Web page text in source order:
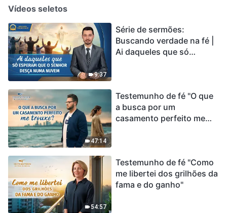
Vídeos seletos
9:37
Série de sermões:
Buscando verdade na fé |
Ai daqueles que só
47:14
Testemunho de fé "O que
a busca por um
casamento perfeito me
54:57
Testemunho de fé "Como
me libertei dos grilhões da
fama e do ganho"